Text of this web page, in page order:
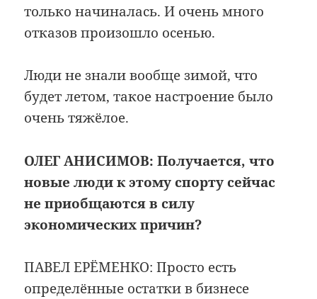
только начиналась. И очень много
отказов произошло осенью.
Люди не знали вообще зимой, что
будет летом, такое настроение было
очень тяжёлое.
ОЛЕГ АНИСИМОВ: Получается, что
новые люди к этому спорту сейчас
не приобщаются в силу
экономических причин?
ПАВЕЛ ЕРЁМЕНКО: Просто есть
определённые остатки в бизнесе